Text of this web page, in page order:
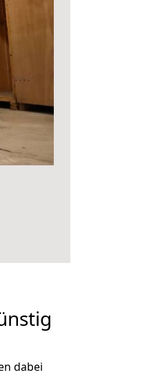
dabei